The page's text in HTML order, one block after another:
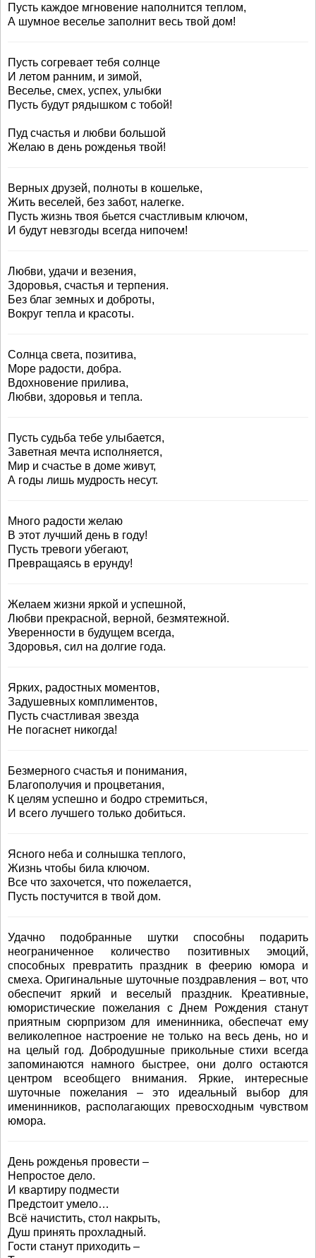
Пусть каждое мгновение наполнится теплом,
А шумное веселье заполнит весь твой дом!
Пусть согревает тебя солнце
И летом ранним, и зимой,
Веселье, смех, успех, улыбки
Пусть будут рядышком с тобой!
Пуд счастья и любви большой
Желаю в день рожденья твой!
Верных друзей, полноты в кошельке,
Жить веселей, без забот, налегке.
Пусть жизнь твоя бьется счастливым ключом,
И будут невзгоды всегда нипочем!
Любви, удачи и везения,
Здоровья, счастья и терпения.
Без благ земных и доброты,
Вокруг тепла и красоты.
Солнца света, позитива,
Море радости, добра.
Вдохновение прилива,
Любви, здоровья и тепла.
Пусть судьба тебе улыбается,
Заветная мечта исполняется,
Мир и счастье в доме живут,
А годы лишь мудрость несут.
Много радости желаю
В этот лучший день в году!
Пусть тревоги убегают,
Превращаясь в ерунду!
Желаем жизни яркой и успешной,
Любви прекрасной, верной, безмятежной.
Уверенности в будущем всегда,
Здоровья, сил на долгие года.
Ярких, радостных моментов,
Задушевных комплиментов,
Пусть счастливая звезда
Не погаснет никогда!
Безмерного счастья и понимания,
Благополучия и процветания,
К целям успешно и бодро стремиться,
И всего лучшего только добиться.
Ясного неба и солнышка теплого,
Жизнь чтобы била ключом.
Все что захочется, что пожелается,
Пусть постучится в твой дом.
Удачно подобранные шутки способны подарить
неограниченное количество позитивных эмоций,
способных превратить праздник в феерию юмора и
смеха. Оригинальные шуточные поздравления – вот, что
обеспечит яркий и веселый праздник. Креативные,
юмористические пожелания с Днем Рождения станут
приятным сюрпризом для именинника, обеспечат ему
великолепное настроение не только на весь день, но и
на целый год. Добродушные прикольные стихи всегда
запоминаются намного быстрее, они долго остаются
центром всеобщего внимания. Яркие, интересные
шуточные пожелания – это идеальный выбор для
именинников, располагающих превосходным чувством
юмора.
День рожденья провести –
Непростое дело.
И квартиру подмести
Предстоит умело…
Всё начистить, стол накрыть,
Душ принять прохладный.
Гости станут приходить –